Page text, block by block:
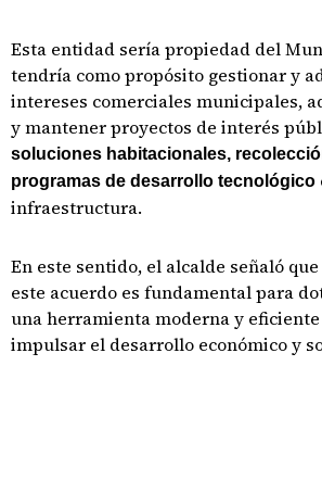
Esta entidad sería propiedad del
tendría como propósito gestionar y
intereses comerciales municipales,
y mantener proyectos de interés
soluciones habitacionales,
programas de desarrollo tecnológico
infraestructura.
En este sentido, el alcalde señaló
este acuerdo es fundamental para
una herramienta moderna y
impulsar el desarrollo económico y